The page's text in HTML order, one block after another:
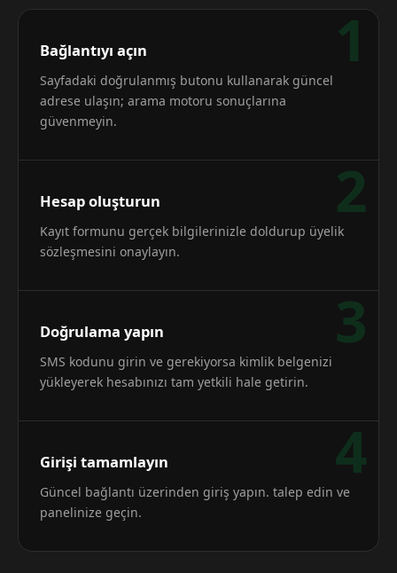
1
Bağlantıyı açın
Sayfadaki doğrulanmış butonu kullanarak güncel
adrese ulaşın; arama motoru sonuçlarına
güvenmeyin.
2
Hesap oluşturun
Kayıt formunu gerçek bilgilerinizle doldurup üyelik
sözleşmesini onaylayın.
3
Doğrulama yapın
SMS kodunu girin ve gerekiyorsa kimlik belgenizi
yükleyerek hesabınızı tam yetkili hale getirin.
4
Girişi tamamlayın
Güncel bağlantı üzerinden giriş yapın. talep edin ve
panelinize geçin.